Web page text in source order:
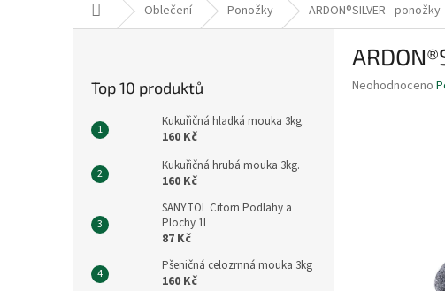
Domů Oblečení Ponožky ARDON®SILVER - ponožky
Top 10 produktů
Kukuřičná hladká mouka 3kg.
160 Kč
Kukuřičná hrubá mouka 3kg.
160 Kč
SANYTOL Citorn Podlahy a
Plochy 1l
87 Kč
Pšeničná celozrnná mouka 3kg
160 Kč
Průměrné
Neohodnoceno